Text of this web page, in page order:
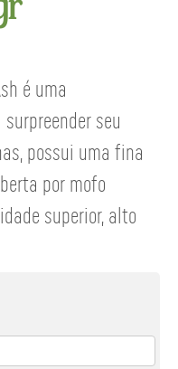
é uma
seu
possui uma fina
por mofo
superior, alto